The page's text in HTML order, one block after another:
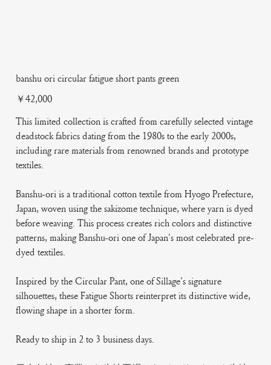
banshu ori circular fatigue short pants green
Price
￥42,000
This limited collection is crafted from carefully selected vintage
deadstock fabrics dating from the 1980s to the early 2000s,
including rare materials from renowned brands and prototype
textiles.
Banshu-ori is a traditional cotton textile from Hyogo Prefecture,
Japan, woven using the sakizome technique, where yarn is dyed
before weaving. This process creates rich colors and distinctive
patterns, making Banshu-ori one of Japan's most celebrated pre-
dyed textiles.
Inspired by the Circular Pant, one of Sillage's signature
silhouettes, these Fatigue Shorts reinterpret its distinctive wide,
flowing shape in a shorter form.
Ready to ship in 2 to 3 business days.